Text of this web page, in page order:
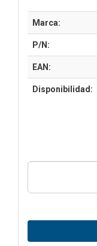
Marca:
P/N:
EAN:
Disponibilidad: